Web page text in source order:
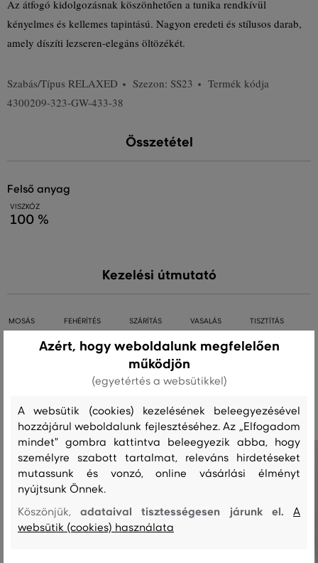
Az átfogó kidolgozásnak köszönhetően a tunika rendkívül
kényelmes és kellemes tapintású. Nagyon eredeti és stílusos darab,
amely díszíti lezseren-elegáns öltözékét.
Szabás/Típus RELAXED Szezon: SS23
Termék kódja
4300209-323-GW-433-38
Összetétel
felső anyag
VISZKÓZ
100 %
Kezelési útmutató
MOSÁS FEHÉRÍTÉS SZÁRÍTÁS VASALÁS TISZTÍTÁS
Ajánlott termékek
Azért, hogy weboldalunk megfelelően
működjön
(egyetértés a websütikkel)
A websütik (cookies) kezelésének beleegyezésével
hozzájárul weboldalunk fejlesztéséhez. Az „Elfogadom
mindet" gombra kattintva beleegyezik abba, hogy
személyre szabott tartalmat, releváns hirdetéseket
mutassunk és vonzó, online vásárlási élményt
nyújtsunk Önnek.
Köszönjük,adataival tisztességesen járunk el.A
websütik (cookies) használata